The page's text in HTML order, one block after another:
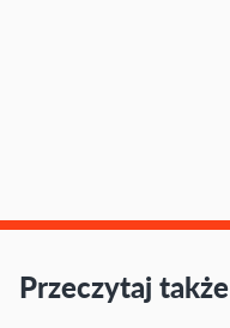
Przeczytaj także